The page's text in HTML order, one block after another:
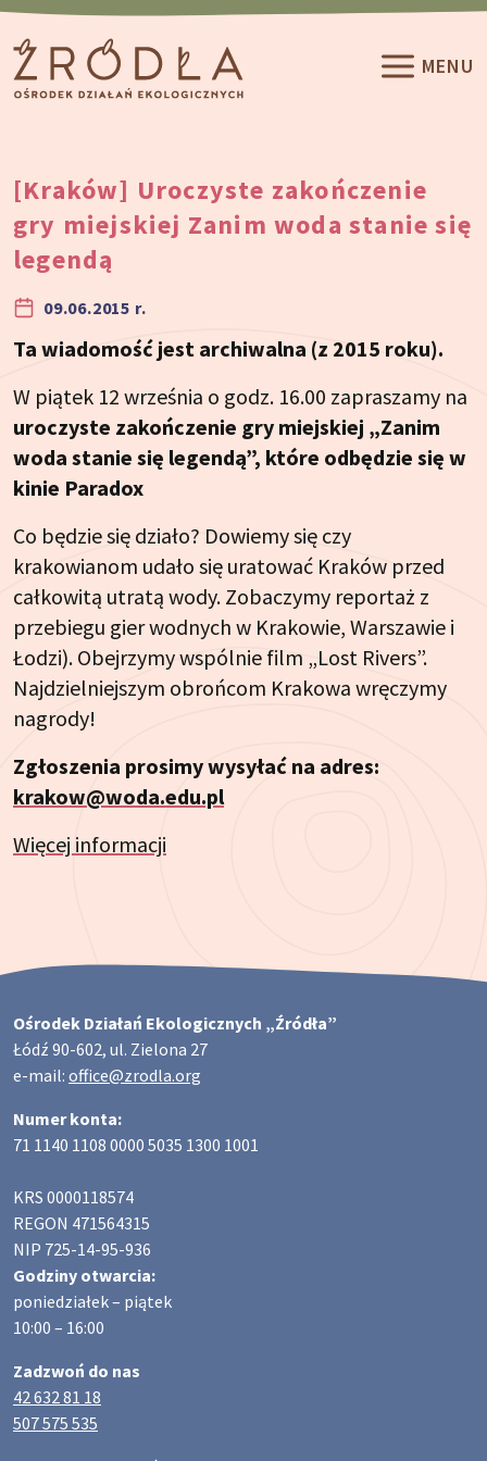
Przeskocz do treści
MENU
[Kraków] Uroczyste zakończenie
gry miejskiej Zanim woda stanie się
legendą
09.06.2015 r.
Ta wiadomość jest archiwalna (z 2015 roku).
W piątek 12 września o godz. 16.00 zapraszamy na
uroczyste zakończenie gry miejskiej „Zanim
woda stanie się legendą”, które odbędzie się w
kinie Paradox
Co będzie się działo? Dowiemy się czy
krakowianom udało się uratować Kraków przed
całkowitą utratą wody. Zobaczymy reportaż z
przebiegu gier wodnych w Krakowie, Warszawie i
Łodzi). Obejrzymy wspólnie film „Lost Rivers”.
Najdzielniejszym obrońcom Krakowa wręczymy
nagrody!
Zgłoszenia prosimy wysyłać na adres:
krakow@woda.edu.pl
Więcej informacji
Ośrodek Działań Ekologicznych „Źródła”
Łódź 90-602, ul. Zielona 27
e-mail: office@zrodla.org
Numer konta:
71 1140 1108 0000 5035 1300 1001
KRS 0000118574
REGON 471564315
NIP 725-14-95-936
Godziny otwarcia:
poniedziałek – piątek
10:00 – 16:00
Zadzwoń do nas
42 632 81 18
507 575 535